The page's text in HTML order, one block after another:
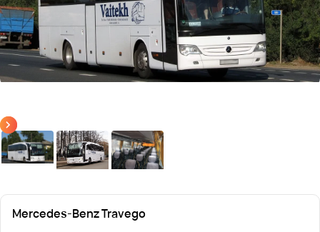
Mercedes-Benz Travego